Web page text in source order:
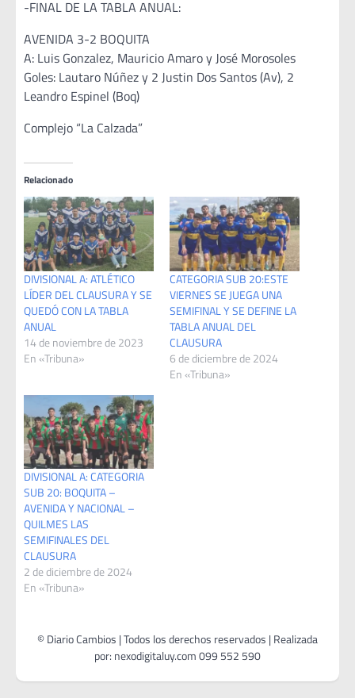
-FINAL DE LA TABLA ANUAL:
AVENIDA 3-2 BOQUITA
A: Luis Gonzalez, Mauricio Amaro y José Morosoles
Goles: Lautaro Núñez y 2 Justin Dos Santos (Av), 2
Leandro Espinel (Boq)
Complejo “La Calzada”
Relacionado
DIVISIONAL A: ATLÉTICO
LÍDER DEL CLAUSURA Y SE
QUEDÓ CON LA TABLA
ANUAL
14 de noviembre de 2023
En «Tribuna»
CATEGORIA SUB 20:ESTE
VIERNES SE JUEGA UNA
SEMIFINAL Y SE DEFINE LA
TABLA ANUAL DEL
CLAUSURA
6 de diciembre de 2024
En «Tribuna»
DIVISIONAL A: CATEGORIA
SUB 20: BOQUITA –
AVENIDA Y NACIONAL –
QUILMES LAS
SEMIFINALES DEL
CLAUSURA
2 de diciembre de 2024
En «Tribuna»